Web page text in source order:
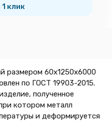
клик
размером 60х1250х6000
по ГОСТ 19903-2015.
полученное
котором металл
и деформируется